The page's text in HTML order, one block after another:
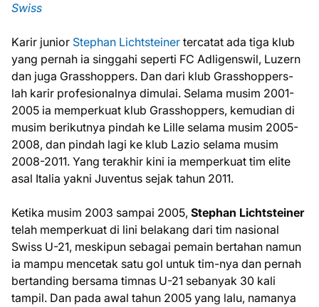
Swiss
Karir junior Stephan Lichtsteiner tercatat ada tiga klub
yang pernah ia singgahi seperti FC Adligenswil, Luzern
dan juga Grasshoppers. Dan dari klub Grasshoppers-
lah karir profesionalnya dimulai. Selama musim 2001-
2005 ia memperkuat klub Grasshoppers, kemudian di
musim berikutnya pindah ke Lille selama musim 2005-
2008, dan pindah lagi ke klub Lazio selama musim
2008-2011. Yang terakhir kini ia memperkuat tim elite
asal Italia yakni Juventus sejak tahun 2011.
Ketika musim 2003 sampai 2005, Stephan Lichtsteiner
telah memperkuat di lini belakang dari tim nasional
Swiss U-21, meskipun sebagai pemain bertahan namun
ia mampu mencetak satu gol untuk tim-nya dan pernah
bertanding bersama timnas U-21 sebanyak 30 kali
tampil. Dan pada awal tahun 2005 yang lalu, namanya